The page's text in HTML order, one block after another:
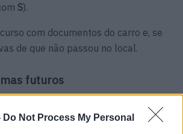
Do Not Process My Personal
S).
com documentos do carro e, se
de que não passou no local.
futuros
Rodoviárias para ver multas em